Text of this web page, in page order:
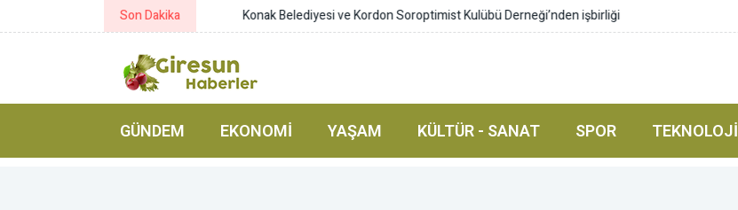
Son Dakika Konak Belediyesi ve Kordon Soroptimist Kulübü Derneği’nden işbirliği
GÜNDEM EKONOMI YAŞAM KÜLTÜR - SANAT SPOR TEKNOLOJI